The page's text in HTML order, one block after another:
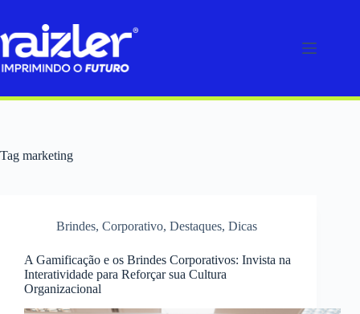
o
conteúdo
Tag marketing
Brindes, Corporativo, Destaques, Dicas
A Gamificação e os Brindes Corporativos: Invista na
Interatividade para Reforçar sua Cultura
Organizacional